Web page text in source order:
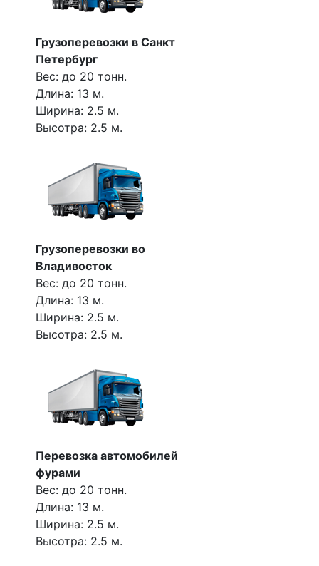
Грузоперевозки в Санкт
Петербург
Вес: до 20 тонн.
Длина: 13 м.
Ширина: 2.5 м.
Высотра: 2.5 м.
Грузоперевозки во
Владивосток
Вес: до 20 тонн.
Длина: 13 м.
Ширина: 2.5 м.
Высотра: 2.5 м.
Перевозка автомобилей
фурами
Вес: до 20 тонн.
Длина: 13 м.
Ширина: 2.5 м.
Высотра: 2.5 м.